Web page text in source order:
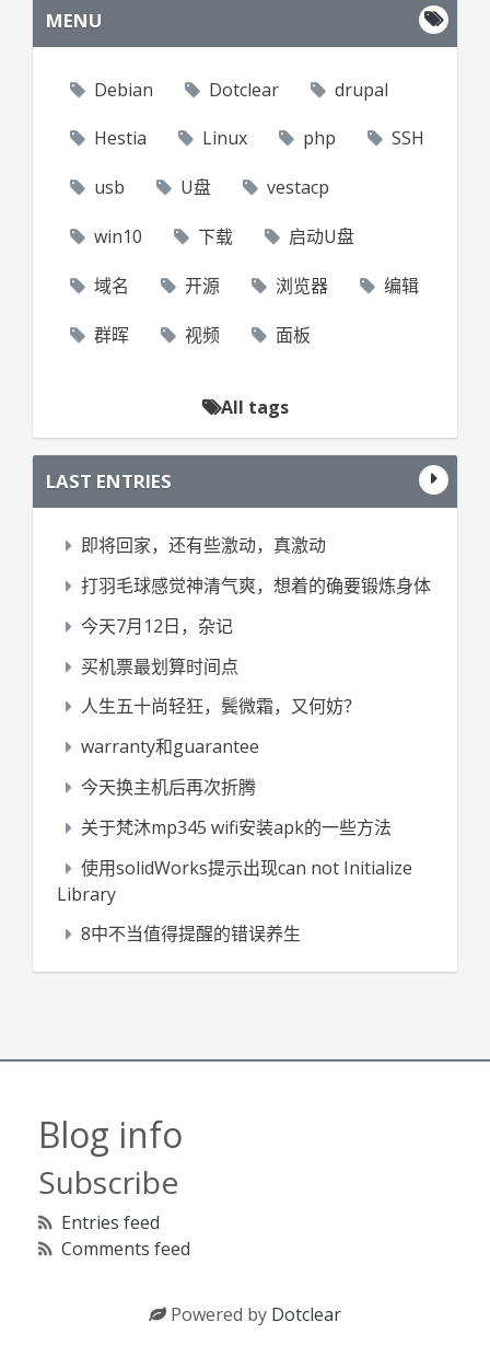
MENU
Debian Dotclear drupal
Hestia Linux php SSH
usb U盘 vestacp
win10 下载 启动U盘
域名 开源 浏览器 编辑
群晖 视频 面板
All tags
LAST ENTRIES
即将回家，还有些激动，真激动
打羽毛球感觉神清气爽，想着的确要锻炼身体
今天7月12日，杂记
买机票最划算时间点
人生五十尚轻狂，鬓微霜，又何妨？
warranty和guarantee
今天换主机后再次折腾
关于梵沐mp345 wifi安装apk的一些方法
使用solidWorks提示出现can not Initialize
Library
8中不当值得提醒的错误养生
Blog info
Subscribe
Entries feed
Comments feed
Powered by Dotclear